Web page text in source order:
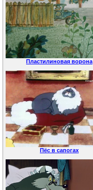
Пластилиновая ворона
Пёс в сапогах